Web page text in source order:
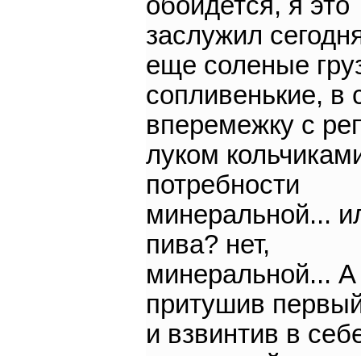
заслужил
еще соленые
сопливенькие, в
вперемежку с
луком
потребности
минеральной...
пива? нет,
минеральной... А
притушив
и взвинтив в